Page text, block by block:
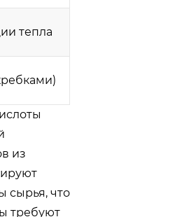
тепла
из
сырья, что
требуют